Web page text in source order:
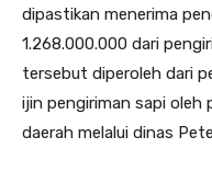
dipastikan menerima
1.268.000.000 dari
tersebut diperoleh dari
ijin pengiriman sapi oleh
daerah melalui dinas